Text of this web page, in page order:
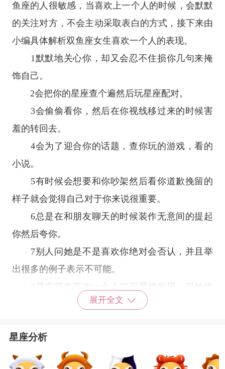
鱼座的人很敏感，当喜欢上一个人的时候，会默默
的关注对方，不会主动采取表白的方式，接下来由
小编具体解析双鱼座女生喜欢一个人的表现。
1默默地关心你，却又会忍不住损你几句来掩
饰自己。
2会把你的星座查个遍然后玩星座配对。
3会偷偷看你，然后在你视线移过来的时候害
羞的转回去。
4会为了迎合你的话题，查你玩的游戏，看的
小说。
5有时候会想要和你吵架然后看你道歉挽留的
样子就会觉得自己对于你来说很重要。
6总是在和朋友聊天的时候装作无意间的提起
你然后夸你。
7别人问她是不是喜欢你绝对会否认，并且举
出很多的例子表示不可能。
8其实双鱼喜欢一个人很容易被发现，但她绝
非你表示的特别特别特别明显。
10特别心酸的是，如果她知道她喜欢的人有喜
展开全文
星座分析